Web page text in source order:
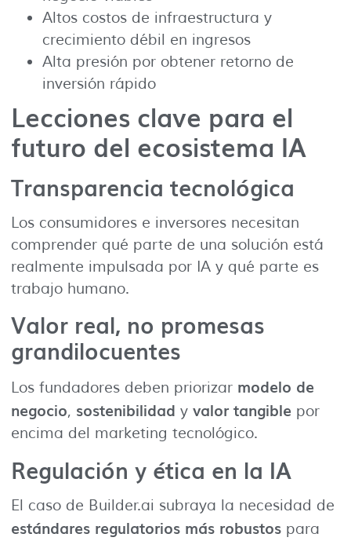
Altos costos de infraestructura y
crecimiento débil en ingresos
Alta presión por obtener retorno de
inversión rápido
Lecciones clave para el
futuro del ecosistema IA
Transparencia tecnológica
Los consumidores e inversores necesitan
comprender qué parte de una solución está
realmente impulsada por IA y qué parte es
trabajo humano.
Valor real, no promesas
grandilocuentes
Los fundadores deben priorizar modelo de
negocio, sostenibilidad y valor tangible por
encima del marketing tecnológico.
Regulación y ética en la IA
El caso de Builder.ai subraya la necesidad de
estándares regulatorios más robustos para